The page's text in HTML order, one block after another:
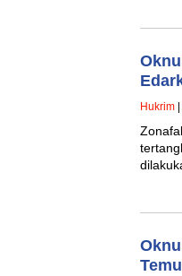
Hukrim